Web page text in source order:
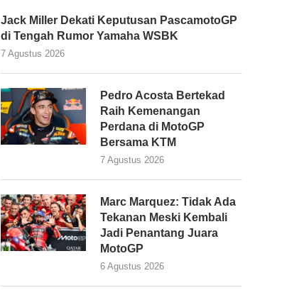
Jack Miller Dekati Keputusan PascamotoGP
di Tengah Rumor Yamaha WSBK
7 Agustus 2026
Pedro Acosta Bertekad
Raih Kemenangan
Perdana di MotoGP
Bersama KTM
7 Agustus 2026
Marc Marquez: Tidak Ada
Tekanan Meski Kembali
Jadi Penantang Juara
MotoGP
6 Agustus 2026